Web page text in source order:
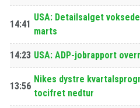
14:41
USA: Detailsalget
marts
14:23 USA: ADP-jobrapport
13:56
Nikes dystre
tocifret nedtur